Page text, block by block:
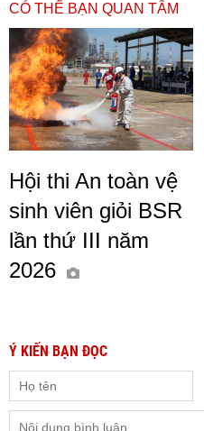
CÓ THỂ BẠN QUAN TÂM
Hội thi An toàn vệ
sinh viên giỏi BSR
lần thứ III năm
2026
Ý KIẾN BẠN ĐỌC